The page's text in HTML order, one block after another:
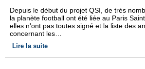
Depuis le début du projet QSI, de très
la planète football ont été liée au Paris
elles n'ont pas toutes signé et la liste des
concernant les…
Lire la suite